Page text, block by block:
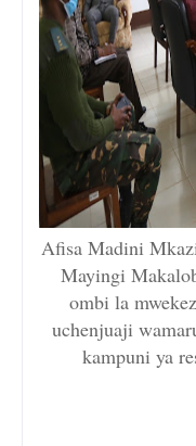
Afisa Madini
Mayingi
ombi la
uchenjuaji
kampuni ya